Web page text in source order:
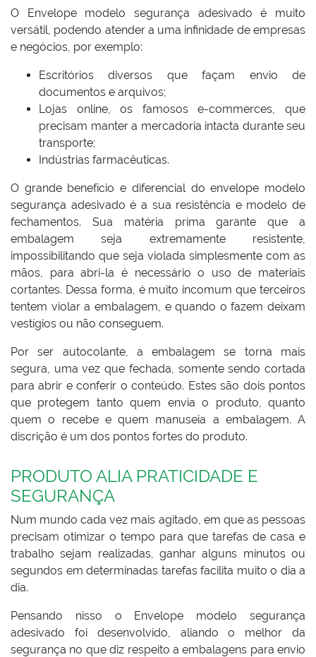
O Envelope modelo segurança adesivado é muito
versátil, podendo atender a uma infinidade de empresas
e negócios, por exemplo:
Escritórios diversos que façam envio de
documentos e arquivos;
Lojas online, os famosos e-commerces, que
precisam manter a mercadoria intacta durante seu
transporte;
Indústrias farmacêuticas.
O grande benefício e diferencial do envelope modelo
segurança adesivado é a sua resistência e modelo de
fechamentos. Sua matéria prima garante que a
embalagem seja extremamente resistente,
impossibilitando que seja violada simplesmente com as
mãos, para abri-la é necessário o uso de materiais
cortantes. Dessa forma, é muito incomum que terceiros
tentem violar a embalagem, e quando o fazem deixam
vestígios ou não conseguem.
Por ser autocolante, a embalagem se torna mais
segura, uma vez que fechada, somente sendo cortada
para abrir e conferir o conteúdo. Estes são dois pontos
que protegem tanto quem envia o produto, quanto
quem o recebe e quem manuseia a embalagem. A
discrição é um dos pontos fortes do produto.
PRODUTO ALIA PRATICIDADE E
SEGURANÇA
Num mundo cada vez mais agitado, em que as pessoas
precisam otimizar o tempo para que tarefas de casa e
trabalho sejam realizadas, ganhar alguns minutos ou
segundos em determinadas tarefas facilita muito o dia a
dia.
Pensando nisso o Envelope modelo segurança
adesivado foi desenvolvido, aliando o melhor da
segurança no que diz respeito a embalagens para envio